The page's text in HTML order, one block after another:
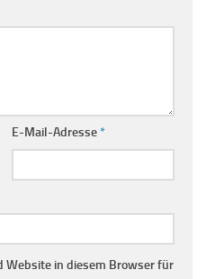
E-Mail-Adresse*
Website in diesem Browser für